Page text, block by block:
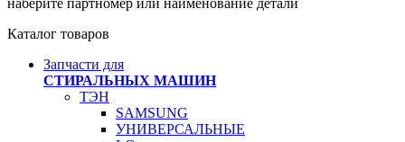
наберите партномер или наименование детали
Каталог товаров
Запчасти для
СТИРАЛЬНЫХ МАШИН
ТЭН
SAMSUNG
УНИВЕРСАЛЬНЫЕ